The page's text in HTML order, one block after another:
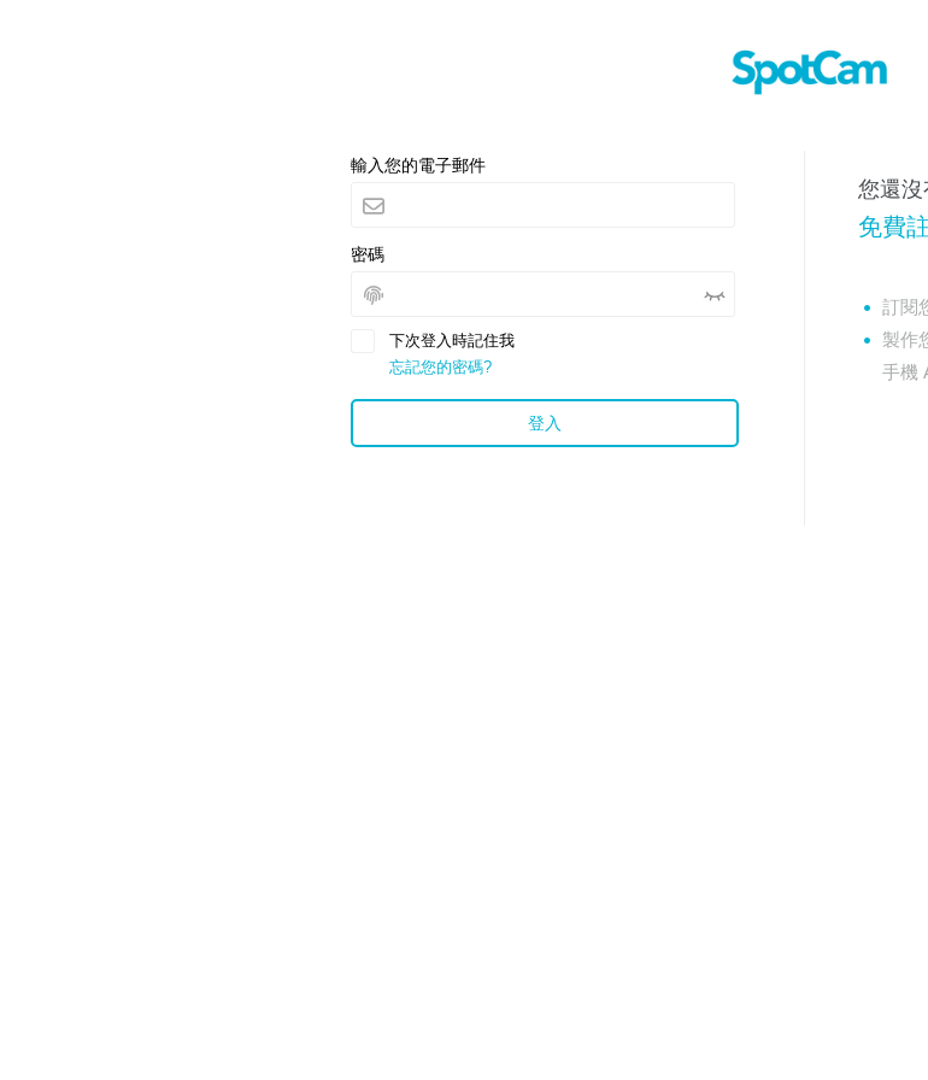
輸入您的電子郵件
密碼
下次登入時記住我
忘記您的密碼?
登入
您還
免費
訂閱
製作
手機